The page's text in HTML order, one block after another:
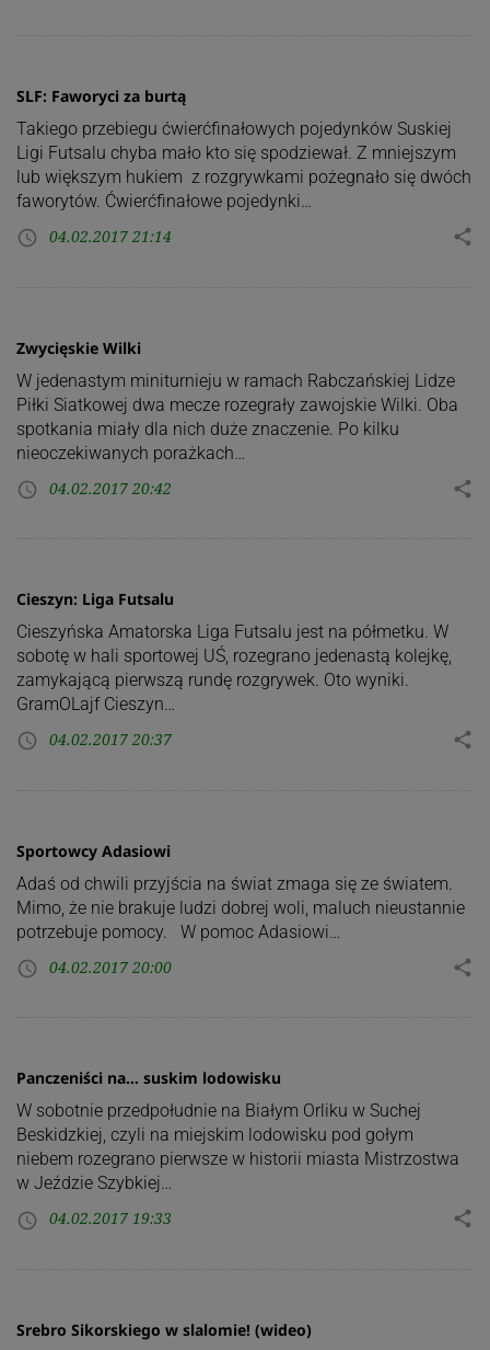
SLF: Faworyci za burtą
Takiego przebiegu ćwierćfinałowych pojedynków Suskiej
Ligi Futsalu chyba mało kto się spodziewał. Z mniejszym
lub większym hukiem z rozgrywkami pożegnało się dwóch
faworytów. Ćwierćfinałowe pojedynki…
access_time 04.02.2017 21:14 share
Zwycięskie Wilki
W jedenastym miniturnieju w ramach Rabczańskiej Lidze
Piłki Siatkowej dwa mecze rozegrały zawojskie Wilki. Oba
spotkania miały dla nich duże znaczenie. Po kilku
nieoczekiwanych porażkach…
access_time 04.02.2017 20:42 share
Cieszyn: Liga Futsalu
Cieszyńska Amatorska Liga Futsalu jest na półmetku. W
sobotę w hali sportowej UŚ, rozegrano jedenastą kolejkę,
zamykającą pierwszą rundę rozgrywek. Oto wyniki.
GramOLajf Cieszyn…
access_time 04.02.2017 20:37 share
Sportowcy Adasiowi
Adaś od chwili przyjścia na świat zmaga się ze światem.
Mimo, że nie brakuje ludzi dobrej woli, maluch nieustannie
potrzebuje pomocy. W pomoc Adasiowi…
access_time 04.02.2017 20:00 share
Panczeniści na… suskim lodowisku
W sobotnie przedpołudnie na Białym Orliku w Suchej
Beskidzkiej, czyli na miejskim lodowisku pod gołym
niebem rozegrano pierwsze w historii miasta Mistrzostwa
w Jeździe Szybkiej…
access_time 04.02.2017 19:33 share
Srebro Sikorskiego w slalomie! (wideo)